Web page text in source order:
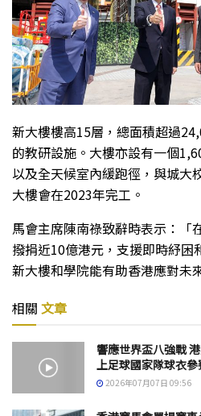
新大樓樓高15層，總面積超過
的教研設施。大樓亦設有一個
以及全天候室內緩跑徑，與城大
大樓會在2023年完工。
馬會主席陳南祿致辭時表示：「
撥捐近10億港元，支援即時紓困
新大樓和學院能有助香港應對未
相關 文章
響應世界盃八強戰
上足球國家隊球衣參
2026年07月07日 09:56